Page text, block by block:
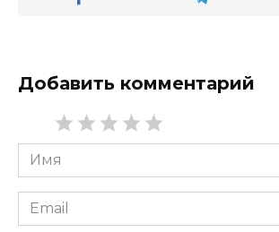
Добавить комментарий
Имя
*
Email
*